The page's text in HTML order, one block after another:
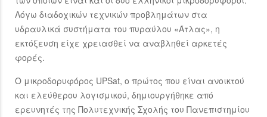
Λόγω διαδοχικών τεχνικών προβλημάτων στα
υδραυλικά συστήματα του πυραύλου «Άτλας», η
εκτόξευση είχε χρειασθεί να αναβληθεί αρκετές
φορές.
Ο μικροδορυφόρος UPSat, ο πρώτος που είναι ανοικτού
και ελεύθερου λογισμικού, δημιουργήθηκε από
ερευνητές της Πολυτεχνικής Σχολής του Πανεπιστημίου